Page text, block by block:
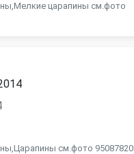
царапины см.фото
см.фото 95087820